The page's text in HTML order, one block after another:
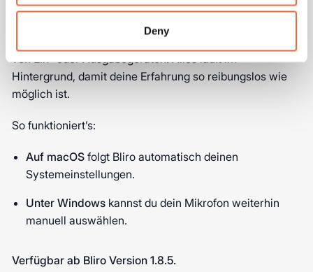
Deny
Ab jetzt kümmert sich Bliro automatisch um deine
Audioeinstellungen - ganz ohne manuelles Anpassen
von Ein- oder Ausgabegeräten. Alles läuft im
Hintergrund, damit deine Erfahrung so reibungslos wie
möglich ist.
So funktioniert’s:
Auf macOS folgt Bliro automatisch deinen
Systemeinstellungen.
Unter Windows kannst du dein Mikrofon weiterhin
manuell auswählen.
Verfügbar ab Bliro Version 1.8.5.